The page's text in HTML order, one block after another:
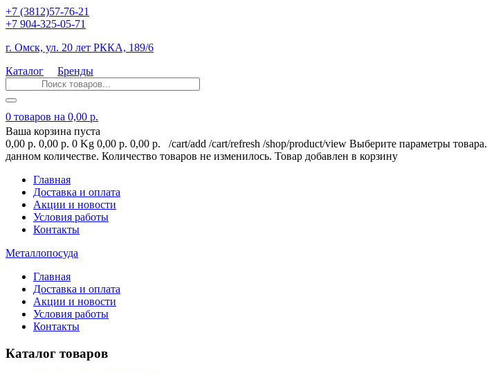
+7 (3812)57-76-21
+7 904-325-05-71
г. Омск, ул. 20 лет РККА, 189/6
Каталог
Бренды
0 товаров на 0,00 р.
Ваша корзина пуста
0,00 р. 0,00 р. 0 Kg 0,00 р. 0,00 р. /cart/add /cart/refresh /shop/product/view Выберите параметры товара.
данном количестве. Количество товаров не изменилось. Товар добавлен в корзину
Главная
Доставка и оплата
Акции и новости
Условия работы
Контакты
Металлопосуда
Главная
Доставка и оплата
Акции и новости
Условия работы
Контакты
Каталог товаров